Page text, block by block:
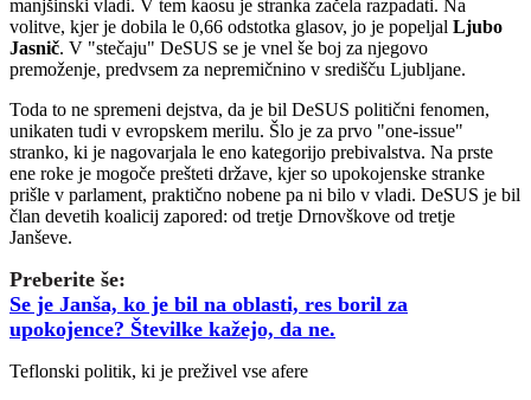
manjšinski vladi. V tem kaosu je stranka začela razpadati. Na
volitve, kjer je dobila le 0,66 odstotka glasov, jo je popeljal Ljubo
Jasnič. V "stečaju" DeSUS se je vnel še boj za njegovo
premoženje, predvsem za nepremičnino v središču Ljubljane.
Toda to ne spremeni dejstva, da je bil DeSUS politični fenomen,
unikaten tudi v evropskem merilu. Šlo je za prvo "one-issue"
stranko, ki je nagovarjala le eno kategorijo prebivalstva. Na prste
ene roke je mogoče prešteti države, kjer so upokojenske stranke
prišle v parlament, praktično nobene pa ni bilo v vladi. DeSUS je bil
član devetih koalicij zapored: od tretje Drnovškove od tretje
Janševe.
Preberite še:
Se je Janša, ko je bil na oblasti, res boril za
upokojence? Številke kažejo, da ne.
Teflonski politik, ki je preživel vse afere